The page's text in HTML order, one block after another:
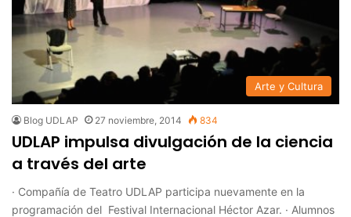
Arte y Cultura
Blog UDLAP 27 noviembre, 2014 834
UDLAP impulsa divulgación de la ciencia
a través del arte
· Compañía de Teatro UDLAP participa nuevamente en la
programación del Festival Internacional Héctor Azar. · Alumnos